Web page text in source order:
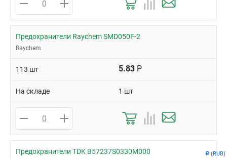
Р (RUB)
Предохранители Raychem SMD050F-2
Raychem
113 шт 5.83 Р
На складе 1 шт
Предохранители TDK B57237S0330M000